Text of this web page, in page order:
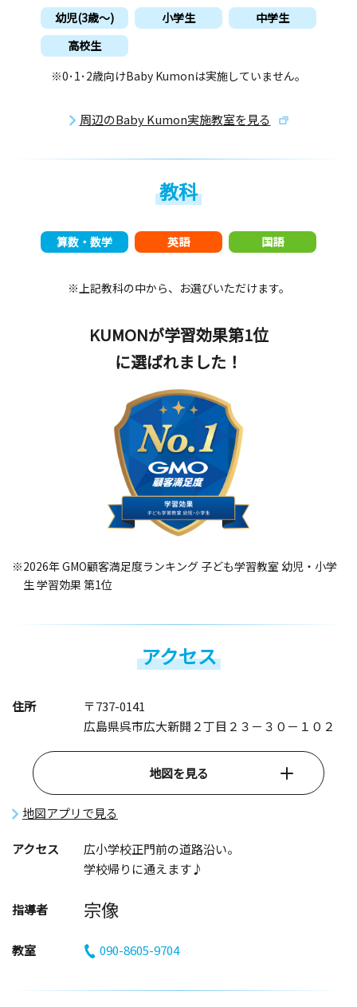
幼児(3歳〜) 小学生
中学生
高校生
※0･1･2歳向けBaby Kumonは実施していません。
周辺のBaby Kumon実施教室を見る
教科
算数・数学 英語 国語
※上記教科の中から、お選びいただけます。
KUMONが学習効果第1位
に選ばれました！
※2026年 GMO顧客満足度ランキング 子ども学習教室 幼児・小学
生 学習効果 第1位
アクセス
住所
〒737-0141
広島県呉市広大新開２丁目２３－３０－１０２
地図を見る
地図アプリで見る
アクセス
広小学校正門前の道路沿い。
学校帰りに通えます♪
指導者 宗像
教室 090-8605-9704